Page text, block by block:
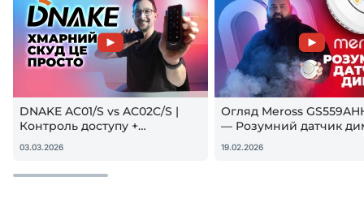
DNAKE AC01/S vs AC02C/S |
Контроль доступу +
гостьовий QR — реальна
настройка
03.03.2026
Огляд Meross
— Розумний датчик
Apple HomeKit! Чи
купувати?
19.02.2026